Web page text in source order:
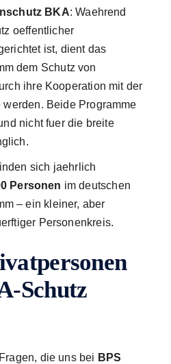
BKA: Waehrend
oeffentlicher
ist, dient das
dem Schutz von
ihre Kooperation mit der
Beide Programme
nicht fuer die breite
sich jaehrlich
Personen im deutschen
– ein kleiner, aber
Personenkreis.
Schutz
die uns bei BPS